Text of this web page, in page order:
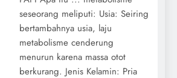
seseorang meliputi: Usia: Seiring
bertambahnya usia, laju
metabolisme cenderung
menurun karena massa otot
berkurang. Jenis Kelamin: Pria